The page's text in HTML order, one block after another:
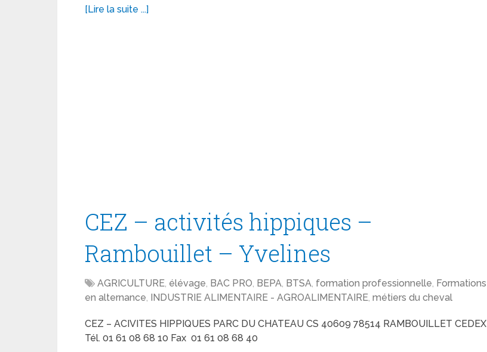
[Lire la suite ...]
CEZ – activités hippiques –
Rambouillet – Yvelines
AGRICULTURE, élévage, BAC PRO, BEPA, BTSA, formation professionnelle, Formations
en alternance, INDUSTRIE ALIMENTAIRE - AGROALIMENTAIRE, métiers du cheval
CEZ – ACIVITES HIPPIQUES PARC DU CHATEAU CS 40609 78514 RAMBOUILLET CEDEX
Tél. 01 61 08 68 10 Fax 01 61 08 68 40